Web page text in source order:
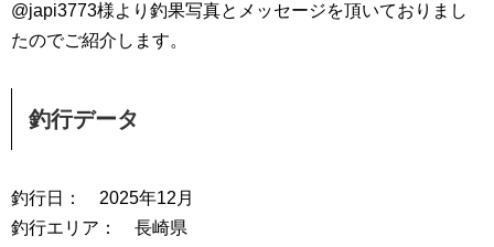
@japi3773様より釣果写真とメッセージを頂いておりまし
たのでご紹介します。
釣行データ
釣行日： 2025年12月
釣行エリア： 長崎県